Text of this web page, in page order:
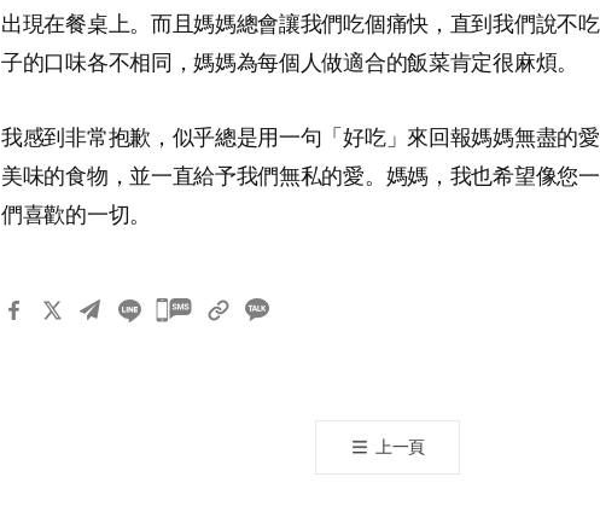
出現在餐桌上。而且媽媽總會讓我們吃個痛快，直到我們說不
子的口味各不相同，媽媽為每個人做適合的飯菜肯定很麻煩。
我感到非常抱歉，似乎總是用一句「好吃」來回報媽媽無盡的
美味的食物，並一直給予我們無私的愛。媽媽，我也希望像您
們喜歡的一切。
카
上一頁